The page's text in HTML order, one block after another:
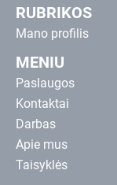
RUBRIKOS
Mano profilis
MENIU
Paslaugos
Kontaktai
Darbas
Apie mus
Taisyklės